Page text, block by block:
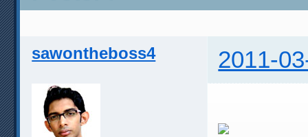
sawontheboss4 2011-